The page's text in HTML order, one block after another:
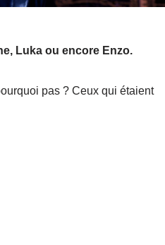
Luka ou encore Enzo.
pas ? Ceux qui étaient